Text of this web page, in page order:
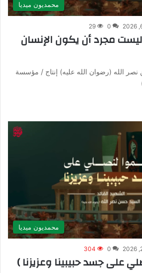
محمديون ميديا
0
29
مجرد أن يكون الإنسان
نصر الله (رضوان الله عليه) إنتاج / مؤسسة
محمديون ميديا
0
304
على جسد حبيبينا وعزيزنا )